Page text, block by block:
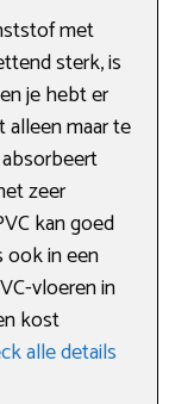
met
sterk, is
je hebt er
alleen maar te
zeer
kan goed
ook in een
vloeren in
kost
alle details